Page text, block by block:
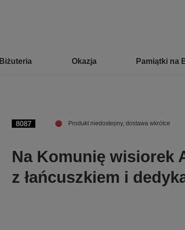
Biżuteria Okazja Pamiątki na
8087 Produkt niedostepny, dostawa wkrótce
Na Komunię wisiorek
z łańcuszkiem i